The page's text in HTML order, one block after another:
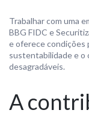
Trabalhar com uma
BBG FIDC e
e oferece condições
sustentabilidade e o
desagradáveis.
A